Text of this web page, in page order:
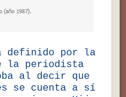
definido por la
la periodista
al decir que
se cuenta a sí